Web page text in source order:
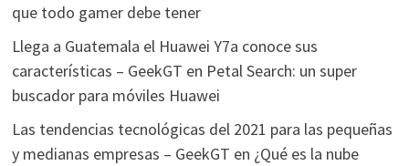
que todo gamer debe tener
Llega a Guatemala el Huawei Y7a conoce sus
características – GeekGT en Petal Search: un super
buscador para móviles Huawei
Las tendencias tecnológicas del 2021 para las pequeñas
y medianas empresas – GeekGT en ¿Qué es la nube